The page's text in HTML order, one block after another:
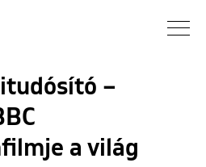
Hírek
Galéria
–
a világ